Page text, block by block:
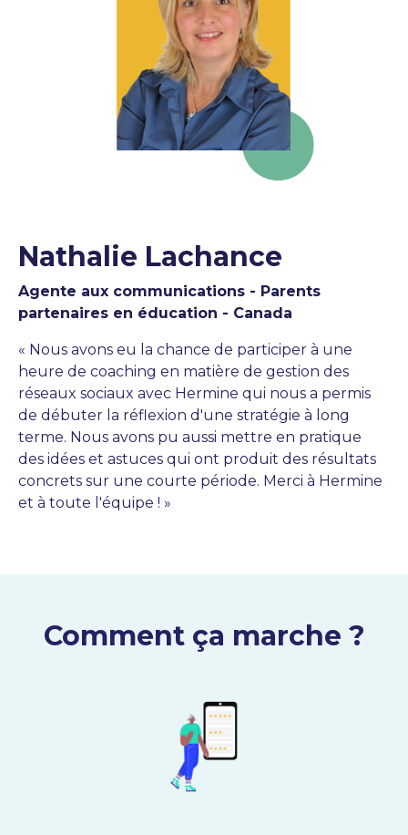
Nathalie Lachance
Agente aux communications - Parents
partenaires en éducation - Canada
« Nous avons eu la chance de participer à une
heure de coaching en matière de gestion des
réseaux sociaux avec Hermine qui nous a permis
de débuter la réflexion d'une stratégie à long
terme. Nous avons pu aussi mettre en pratique
des idées et astuces qui ont produit des résultats
concrets sur une courte période. Merci à Hermine
et à toute l'équipe ! »
Comment ça marche ?